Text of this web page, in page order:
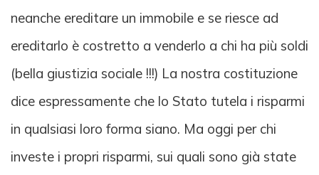
neanche ereditare un immobile e se riesce ad
ereditarlo è costretto a venderlo a chi ha più soldi
(bella giustizia sociale !!!) La nostra costituzione
dice espressamente che lo Stato tutela i risparmi
in qualsiasi loro forma siano. Ma oggi per chi
investe i propri risparmi, sui quali sono già state